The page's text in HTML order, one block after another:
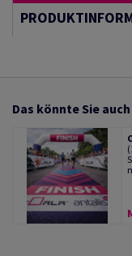
Das könnte Sie